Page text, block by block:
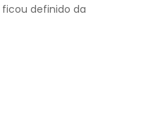
definido da